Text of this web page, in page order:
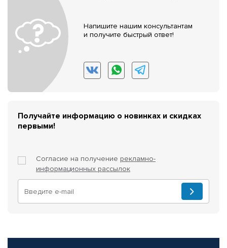
Напишите нашим консультантам
и получите быстрый ответ!
Получайте информацию о новинках и скидках
первыми!
Согласие на получение рекламно-
информационных рассылок